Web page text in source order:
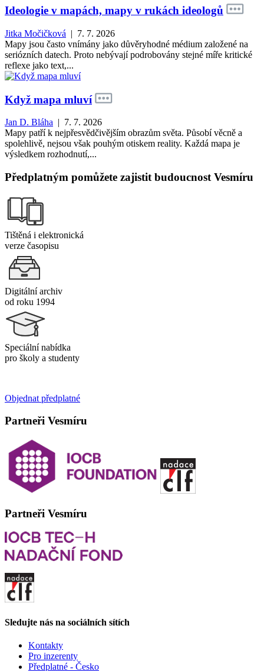
Ideologie v mapách, mapy v rukách ideologů
Jitka Močičková | 7. 7. 2026
Mapy jsou často vnímány jako důvěryhodné médium založené na
seriózních datech. Proto nebývají podrobovány stejné míře kritické
reflexe jako text,...
Když mapa mluví
Jan D. Bláha | 7. 7. 2026
Mapy patří k nejpřesvědčivějším obrazům světa. Působí věcně a
spolehlivě, nejsou však pouhým otiskem reality. Každá mapa je
výsledkem rozhodnutí,...
Předplatným pomůžete zajistit budoucnost Vesmíru
Tištěná i elektronická
verze časopisu
Digitální archiv
od roku 1994
Speciální nabídka
pro školy a studenty
Objednat předplatné
Partneři Vesmíru
Partneři Vesmíru
Sledujte nás na sociálních sítích
Kontakty
Pro inzerenty
Předplatné - Česko